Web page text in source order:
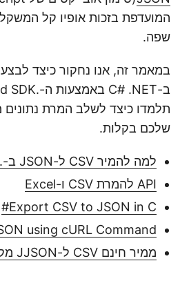
המועדפת בזכות אופיו קל
שפה.
תלמדו כיצד לשלב המרת נתונים
שלכם בקלות.
למה להמיר CSV ל-JSON ב-.NET?
API להמרת CSV ו-Excel
Export CSV to JSON in C#
using cURL Command
ממיר חינם CSV ל-JJSON מקוון